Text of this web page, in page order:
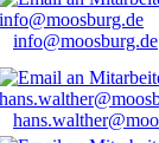
info@moosburg.de